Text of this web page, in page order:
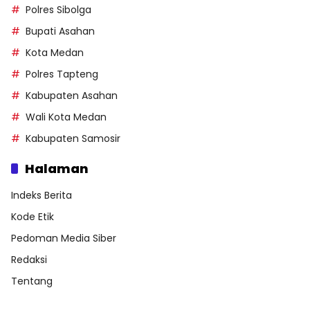
Polres Sibolga
Bupati Asahan
Kota Medan
Polres Tapteng
Kabupaten Asahan
Wali Kota Medan
Kabupaten Samosir
Halaman
Indeks Berita
Kode Etik
Pedoman Media Siber
Redaksi
Tentang